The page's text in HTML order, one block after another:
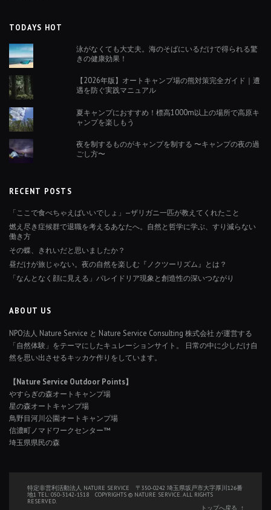
TODAYS HOT
泳がなくても大丈夫。海のそばにいるだけで得られる驚
きの健康効果！
【2026年版】オートキャンプ場の熊対策完全ガイド｜遭
遇を防ぐ実践マニュアル
夏キャンプにおすすめ！標高1000m以上の場所で高原キ
ャンプを楽しもう
夜を制するものがキャンプを制する 〜キャンプの夜の過
ごし方〜
RECENT POSTS
「ここで食べちゃえばいいでしょ」—ザリガニ一匹が教えてくれたこと
燃え尽き症候群で退職を考えるあなたへ。自然と哲学に学ぶ、すり減らない
働き方
その蝶、きれいだと思いましたか？
昼だけが旅じゃない。夜の自然を楽しむ『ノクツーリズム』とは？
「なんとなく顔に見える」パレイドリア現象と創造性の深いつながり
ABOUT US
NPO法人 Nature Service と Nature Service Consulting 株式会社 が運営する
「自然体験」をテーマにしたキュレーションサイト。 日常の中に少しだけ自
然を思い出させるキッカケ作りをしています。
【Nature Service Outdoor Points】
やすらぎの森オートキャンプ場
星の森オートキャンプ場
鳥野目河川公園オートキャンプ場
信濃町ノマドワークセンター™
埼玉県県民の森
特定非営利活動法人 NATURE SERVICE 〒350-0242 埼玉県坂戸市大字厚川126番
地1 TEL: 050-3142-1518 COPYRIGHTS © NATURE SERVICE. ALL RIGHTS
RESERVED.
トップへ戻る